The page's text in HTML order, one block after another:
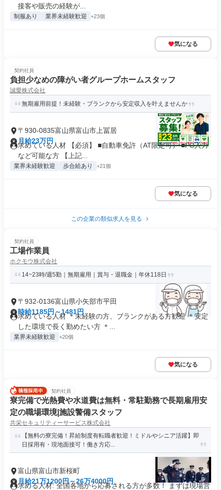
接客や販売の経験が...
制服あり 業界未経験歓迎 +23個
気になる
契約社員
負担少なめの障がい者グループホームスタッフ
誠愛株式会社
無期雇用前提！未経験・ブランクから安定収入を叶えませんか
〒930-0835富山県富山市上冨居
月給23万円
求めている人材 【必須】 ■自動車免許（AT限定可） ■PC入力
など可能な方 【上記...
業界未経験歓迎 歩合給あり +21個
気になる
この企業の類似求人を見る
契約社員
工場作業員
ホクモウ株式会社
14~23時/週5勤｜無期雇用｜賞与・退職金｜年休118日
〒932-0136富山県小矢部市平田
時給1185円～1481円
求めている人材 ＊未経験の方、ブランクがある方歓迎 ＊安定
した環境で長く勤めたい方 ＊...
業界未経験歓迎 +20個
気になる
契約社員
寮完備で光熱費や水道費は無料・常駐勤務で長期雇用安
定の職場環境|施設警備スタッフ
共栄セキュリティーサービス株式会社
【無料の寮完備！昇給制度有転職者歓迎！ミドルやシニア活躍】即
日採用有・現地面接可！働き方応...
富山県富山市新桜町
月給21万1200円～26万4000円
求める人材: 全国各地から応募される方が多数！ まずは現場営